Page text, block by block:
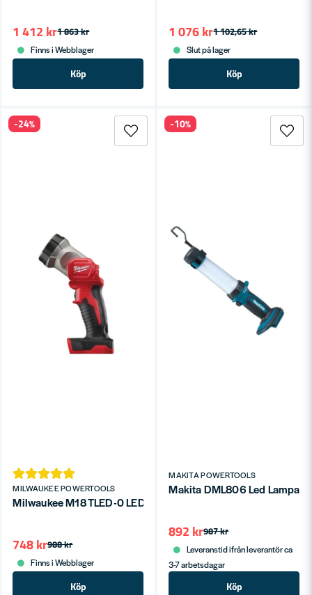
1 863 kr
1 412 kr
Finns i Webblager
Köp
1 102,65 kr
1 076 kr
Slut på lager
Köp
MILWAUKEE POWERTOOLS
Milwaukee M18 TLED-0 LED-Arbetslampa 18V (utan batterier)
988 kr
748 kr
Finns i Webblager
Köp
-24%
MAKITA POWERTOOLS
Makita DML806 Led Lampa
987 kr
892 kr
Leveranstid ifrån leverantör ca
3-7 arbetsdagar
Köp
-10%